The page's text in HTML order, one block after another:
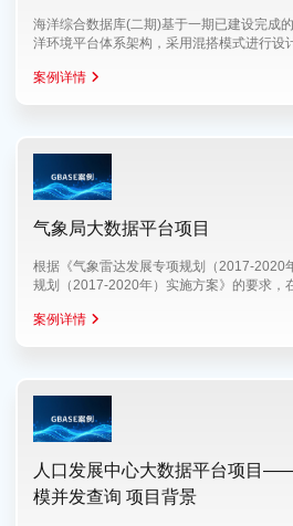
海洋综合数据库(二期)基于一期已建设完成
洋环境平台体系架构，采用混搭模式进行设
案例详情
气象局大数据平台项目
根据《气象雷达发展专项规划（2017-2020
规划（2017-2020年）实施方案》的要求，
案例详情
人口发展中心大数据平台项目
模并发查询 项目背景